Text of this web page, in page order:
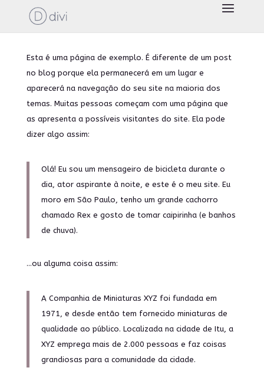
Esta é uma página de exemplo. É diferente de um post
no blog porque ela permanecerá em um lugar e
aparecerá na navegação do seu site na maioria dos
temas. Muitas pessoas começam com uma página que
as apresenta a possíveis visitantes do site. Ela pode
dizer algo assim:
Olá! Eu sou um mensageiro de bicicleta durante o
dia, ator aspirante à noite, e este é o meu site. Eu
moro em São Paulo, tenho um grande cachorro
chamado Rex e gosto de tomar caipirinha (e banhos
de chuva).
…ou alguma coisa assim:
A Companhia de Miniaturas XYZ foi fundada em
1971, e desde então tem fornecido miniaturas de
qualidade ao público. Localizada na cidade de Itu, a
XYZ emprega mais de 2.000 pessoas e faz coisas
grandiosas para a comunidade da cidade.